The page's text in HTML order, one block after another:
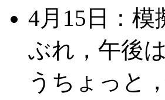
4月15日：
ぶれ，午後
うちょっと